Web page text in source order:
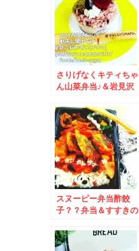
ース生姜焼きランチ」
(*´艸`*)うまっ
さりげなくキティちゃ
ん山菜弁当♪＆岩見沢
林」さんの「カレー南
蛮」食べてみた(*´艸
`*)
スヌーピー弁当酢餃
子？？弁当＆すすきの
「孝華」さんの「麻婆
豆腐」と「鶏絲湯麵」